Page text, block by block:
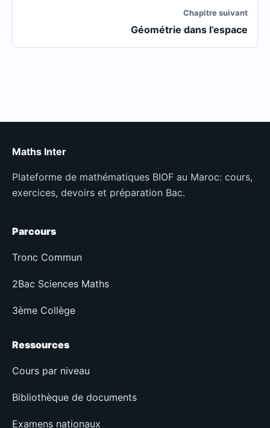
Chapitre suivant
Géométrie dans l’espace
Maths Inter
Plateforme de mathématiques BIOF au Maroc: cours,
exercices, devoirs et préparation Bac.
Parcours
Tronc Commun
2Bac Sciences Maths
3ème Collège
Ressources
Cours par niveau
Bibliothèque de documents
Examens nationaux